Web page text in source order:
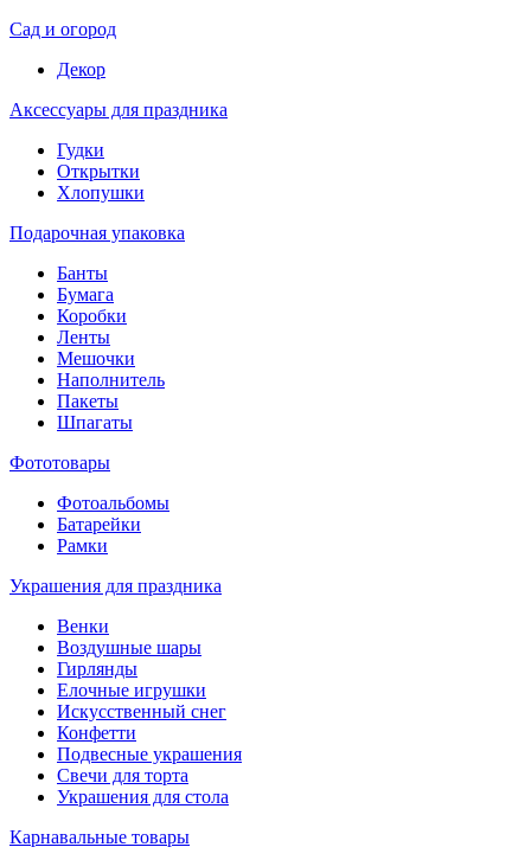
Сад и огород
Декор
Аксессуары для праздника
Гудки
Открытки
Хлопушки
Подарочная упаковка
Банты
Бумага
Коробки
Ленты
Мешочки
Наполнитель
Пакеты
Шпагаты
Фототовары
Фотоальбомы
Батарейки
Рамки
Украшения для праздника
Венки
Воздушные шары
Гирлянды
Елочные игрушки
Искусственный снег
Конфетти
Подвесные украшения
Свечи для торта
Украшения для стола
Карнавальные товары